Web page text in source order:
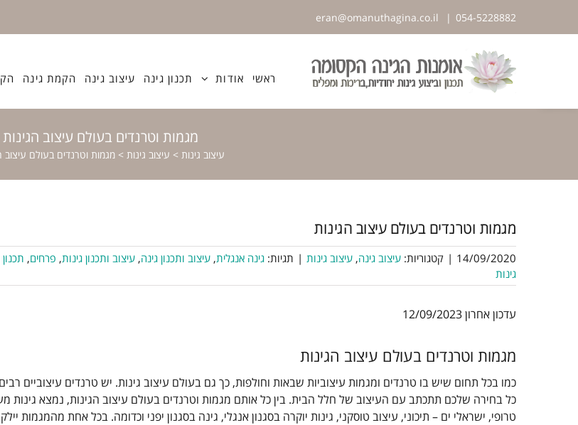
פתח סרגל נגישות
054-5228882
|
ראשי אודות תכנון גינה עיצוב גינה הקמת גינה
מגמות וטרנדים בעולם עיצוב הגינות
עיצוב גינות > עיצוב גינות >מגמות וטרנדים בעולם עיצוב
מגמות וטרנדים בעולם עיצוב הגינות
14/09/2020
| קטגוריות: עיצוב גינה, עיצוב גינות | תגיות: גינה אנגלית, עיצוב ותכנון גינה, עיצוב ותכנון גינות, פרחים,
גינות
עדכון אחרון 12/09/2023
מגמות וטרנדים בעולם עיצוב הגינות
כמו בכל תחום שיש בו טרנדים ומגמות עיצוביות שבאות וחולפות, כך גם בעולם עיצוב גינות. יש טרנדים עיצוביים רבים
כל בחירה שלכם תתכתב עם העיצוב של חלל הבית. בין כל אותם מגמות וטרנדים בעולם עיצוב הגינות, נמצא גינות
טרופי, ישראלי ים – תיכוני, עיצוב טוסקני, גינות יוקרה בסגנון אנגלי, גינה בסגנון יפני וכדומה. בכל אחת מהמגמות